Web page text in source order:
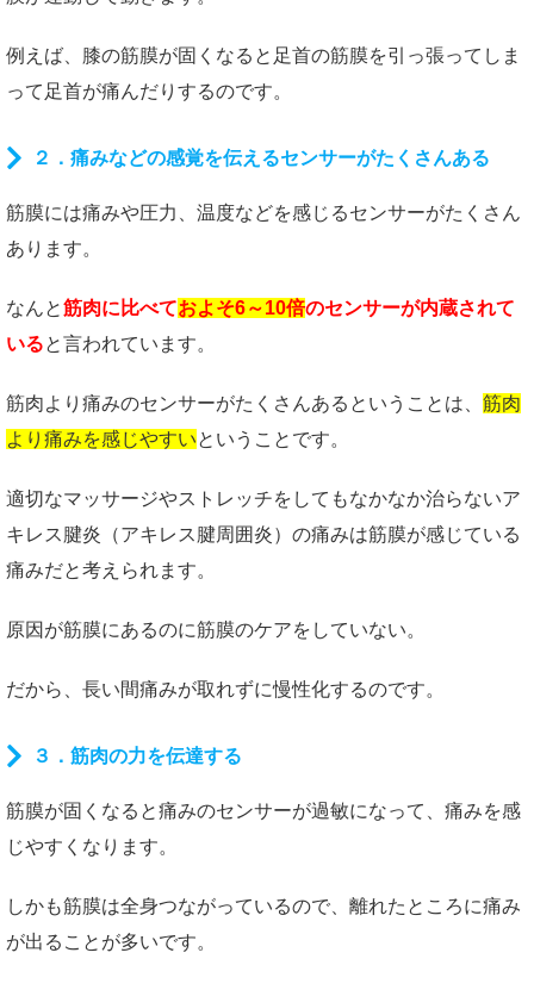
例えば、膝の筋膜が固くなると足首の筋膜を引っ張ってしま
って足首が痛んだりするのです。
２．痛みなどの感覚を伝えるセンサーがたくさんある
筋膜には痛みや圧力、温度などを感じるセンサーがたくさん
あります。
なんと筋肉に比べておよそ6～10倍のセンサーが内蔵されて
いると言われています。
筋肉より痛みのセンサーがたくさんあるということは、 筋肉
より痛みを感じやすいということです。
適切なマッサージやストレッチをしてもなかなか治らないア
キレス腱炎（アキレス腱周囲炎）の痛みは筋膜が感じている
痛みだと考えられます。
原因が筋膜にあるのに筋膜のケアをしていない。
だから、長い間痛みが取れずに慢性化するのです。
３．筋肉の力を伝達する
筋膜が固くなると痛みのセンサーが過敏になって、痛みを感
じやすくなります。
しかも筋膜は全身つながっているので、離れたところに痛み
が出ることが多いです。